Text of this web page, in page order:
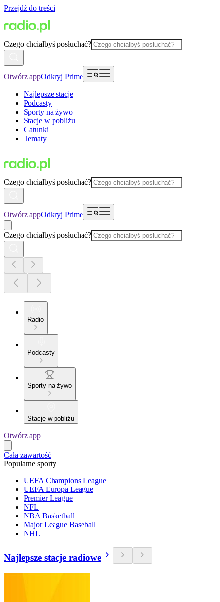
Przejdź do treści
Czego chciałbyś posłuchać?
Otwórz appOdkryj Prime
Najlepsze stacje
Podcasty
Sporty na żywo
Stacje w pobliżu
Gatunki
Tematy
Czego chciałbyś posłuchać?
Otwórz appOdkryj Prime
Czego chciałbyś posłuchać?
Radio
Podcasty
Sporty na żywo
Stacje w pobliżu
Otwórz app
Cała zawartość
Popularne sporty
UEFA Champions League
UEFA Europa League
Premier League
NFL
NBA Basketball
Major League Baseball
NHL
Najlepsze stacje radiowe